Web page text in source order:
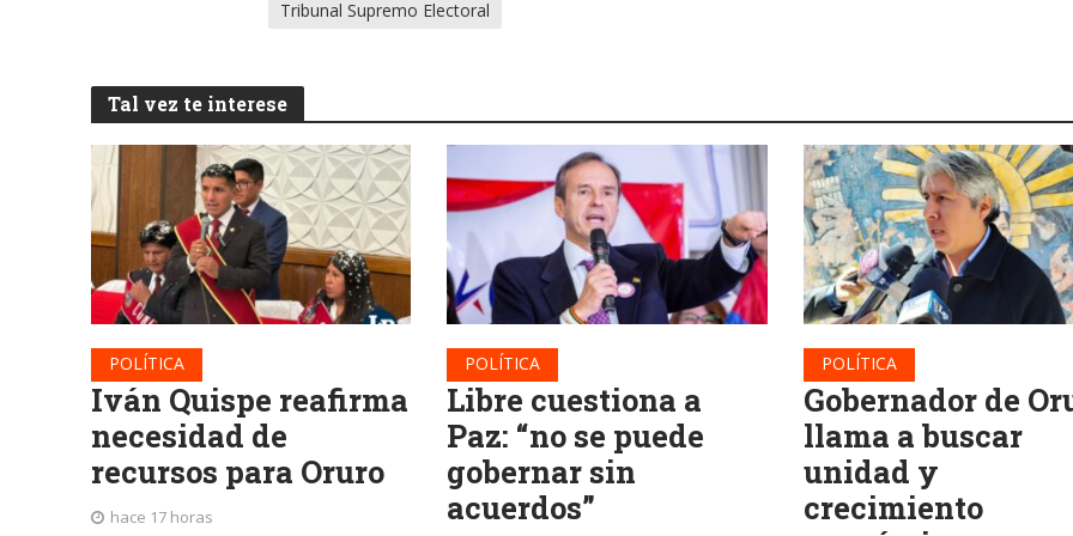
Tribunal Supremo Electoral
Tal vez te interese
POLÍTICA
Iván Quispe reafirma
necesidad de
recursos para Oruro
hace 17 horas
POLÍTICA
Libre cuestiona a
Paz: “no se puede
gobernar sin
acuerdos”
POLÍTICA
Gobernador de
llama a buscar
unidad y
crecimiento